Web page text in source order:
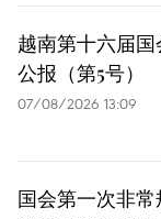
越南第十六届
公报（第5号）
07/08/2026 13:09
国会第一次非